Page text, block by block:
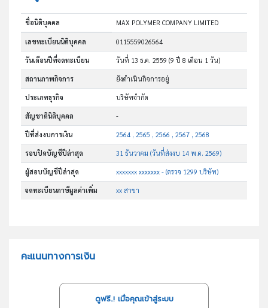
ชื่อนิติบุคคล MAX POLYMER COMPANY LIMITED
เลขทะเบียนนิติบุคคล 0115559026564
วันเดือนปีที่จดทะเบียน วันที่ 13 ธ.ค. 2559(9 ปี 8 เดือน 1 วัน)
สถานภาพกิจการ ยังดำเนินกิจการอยู่
ประเภทธุรกิจ บริษัทจำกัด
สัญชาตินิติบุคคล -
ปีที่ส่งงบการเงิน 2564 , 2565 , 2566 , 2567 , 2568
รอบปิดบัญชีปีล่าสุด 31 ธันวาคม (วันที่ส่งงบ 14 พ.ค. 2569)
ผู้สอบบัญชีปีล่าสุด xxxxxxx xxxxxxx - (ตรวจ 1299 บริษัท)
จดทะเบียนภาษีมูลค่าเพิ่ม xx สาขา
คะแนนทางการเงิน
ดูฟรี..! เมื่อคุณเข้าสู่ระบบ